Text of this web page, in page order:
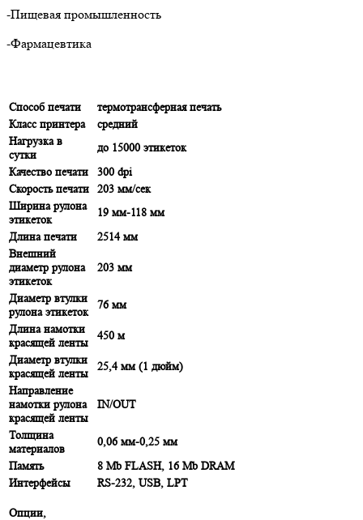
-Пищевая промышленность
-Фармацевтика
Способ печати
термотрансферная печать
Класс принтера
средний
Нагрузка в
сутки
до 15000 этикеток
Качество печати
300 dpi
Скорость печати
203 мм/сек
Ширина рулона
этикеток
19 мм-118 мм
Длина печати
2514 мм
Внешний
диаметр рулона
этикеток
203 мм
Диаметр втулки
рулона этикеток
76 мм
Длина намотки
красящей ленты
450 м
Диаметр втулки
красящей ленты
25,4 мм (1 дюйм)
Направление
намотки рулона
красящей ленты
IN/OUT
Толщина
материалов
0,06 мм-0,25 мм
Память
8 Mb FLASH, 16 Mb DRAM
Интерфейсы
RS-232, USB, LPT
Опции,